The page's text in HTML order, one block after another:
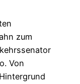
zum
Von